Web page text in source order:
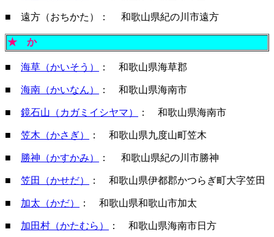
■ 遠方（おちかた）： 和歌山県紀の川市遠方
★ か
■ 海草（かいそう） ： 和歌山県海草郡
■ 海南（かいなん） ： 和歌山県海南市
■ 鏡石山（カガミイシヤマ） ： 和歌山県海南市
■ 笠木（かさぎ） ： 和歌山県九度山町笠木
■ 勝神（かすかみ） ： 和歌山県紀の川市勝神
■ 笠田（かせだ） ： 和歌山県伊都郡かつらぎ町大字笠田
■ 加太（かだ） ： 和歌山県和歌山市加太
■ 加田村（かたむら） ： 和歌山県海南市日方